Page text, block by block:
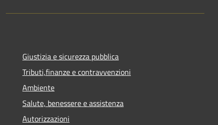
Giustizia e sicurezza pubblica
Tributi,finanze e contravvenzioni
Ambiente
Salute, benessere e assistenza
Autorizzazioni